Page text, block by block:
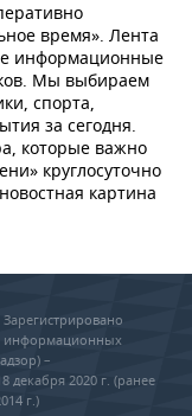
время». Лента
информационные
Мы выбираем
спорта,
за сегодня.
которые важно
круглосуточно
картина
информационных
–
2020 г. (ранее
г.)